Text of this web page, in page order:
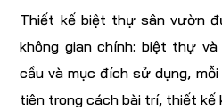
Thiết kế biệt thự sân vườn
không gian chính: biệt thự
cầu và mục đích sử dụng,
tiên trong cách bài trí, thiết kế